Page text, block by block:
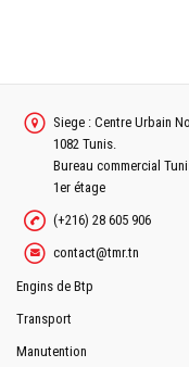
Siege : Centre Urbain
1082 Tunis.
Bureau commercial
1er étage
(+216) 28 605 906
contact@tmr.tn
Engins de Btp
Transport
Manutention